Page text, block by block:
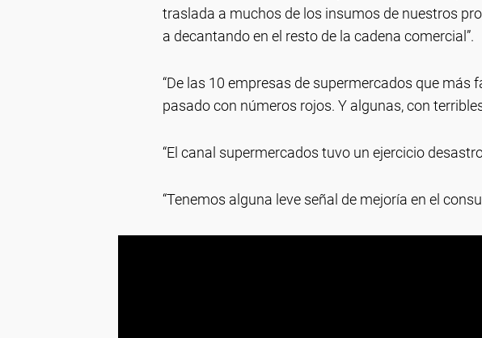
traslada a muchos de los insumos de nuestros
a decantando en el resto de la cadena comercial”.
“De las 10 empresas de supermercados que más
pasado con números rojos. Y algunas, con
“El canal supermercados tuvo un ejercicio
“Tenemos alguna leve señal de mejoría en el